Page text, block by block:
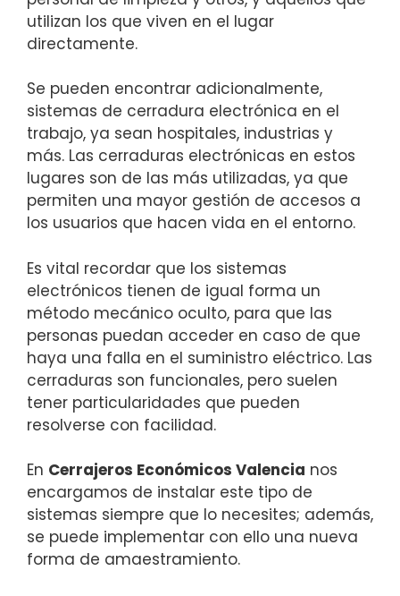
utilizan los que viven en el lugar
directamente.
Se pueden encontrar adicionalmente,
sistemas de cerradura electrónica en el
trabajo, ya sean hospitales, industrias y
más. Las cerraduras electrónicas en estos
lugares son de las más utilizadas, ya que
permiten una mayor gestión de accesos a
los usuarios que hacen vida en el entorno.
Es vital recordar que los sistemas
electrónicos tienen de igual forma un
método mecánico oculto, para que las
personas puedan acceder en caso de que
haya una falla en el suministro eléctrico. Las
cerraduras son funcionales, pero suelen
tener particularidades que pueden
resolverse con facilidad.
En Cerrajeros Económicos Valencia nos
encargamos de instalar este tipo de
sistemas siempre que lo necesites; además,
se puede implementar con ello una nueva
forma de amaestramiento.